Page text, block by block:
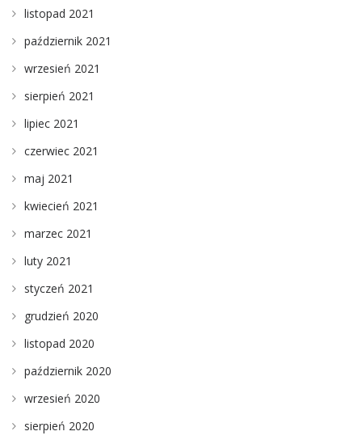
listopad 2021
październik 2021
wrzesień 2021
sierpień 2021
lipiec 2021
czerwiec 2021
maj 2021
kwiecień 2021
marzec 2021
luty 2021
styczeń 2021
grudzień 2020
listopad 2020
październik 2020
wrzesień 2020
sierpień 2020